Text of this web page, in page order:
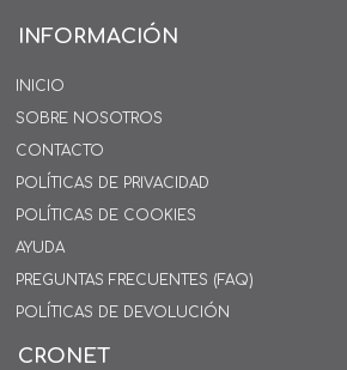
INFORMACIÓN
INICIO
SOBRE NOSOTROS
CONTACTO
POLÍTICAS DE PRIVACIDAD
POLÍTICAS DE COOKIES
AYUDA
PREGUNTAS FRECUENTES (FAQ)
POLÍTICAS DE DEVOLUCIÓN
CRONET